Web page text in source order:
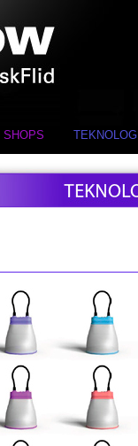
SHOPS TEKNOLOGI